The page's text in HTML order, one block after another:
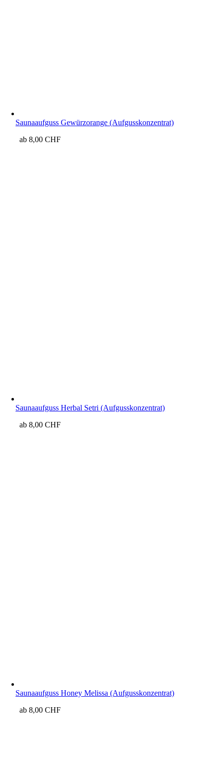
Saunaaufguss Gewürzorange (Aufgusskonzentrat)
ab8,00CHF
Saunaaufguss Herbal Setri (Aufgusskonzentrat)
ab8,00CHF
Saunaaufguss Honey Melissa (Aufgusskonzentrat)
ab8,00CHF